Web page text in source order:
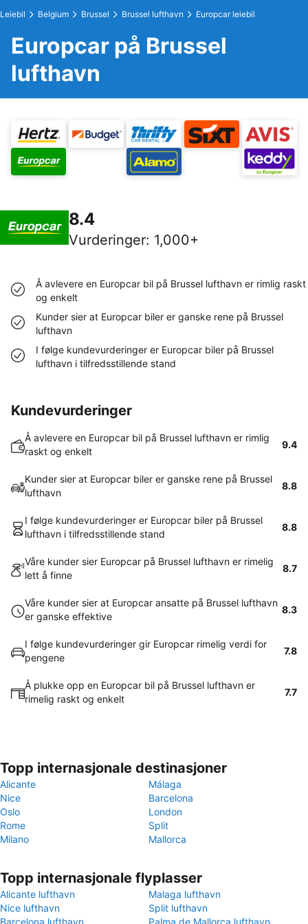
Leiebil Belgium Brussel Brussel lufthavn Europcar leiebil
Europcar på Brussel
lufthavn
8.4
Vurderinger: 1,000+
Å avlevere en Europcar bil på Brussel lufthavn er rimlig raskt
og enkelt
Kunder sier at Europcar biler er ganske rene på Brussel
lufthavn
I følge kundevurderinger er Europcar biler på Brussel
lufthavn i tilfredsstillende stand
Kundevurderinger
Å avlevere en Europcar bil på Brussel lufthavn er rimlig
raskt og enkelt
9.4
Kunder sier at Europcar biler er ganske rene på Brussel
lufthavn
8.8
I følge kundevurderinger er Europcar biler på Brussel
lufthavn i tilfredsstillende stand
8.8
Våre kunder sier Europcar på Brussel lufthavn er rimelig
lett å finne
8.7
Våre kunder sier at Europcar ansatte på Brussel lufthavn
er ganske effektive
8.3
I følge kundevurderinger gir Europcar rimelig verdi for
pengene
7.8
Å plukke opp en Europcar bil på Brussel lufthavn er
rimelig raskt og enkelt
7.7
Topp internasjonale destinasjoner
Alicante
Málaga
Nice
Barcelona
Oslo
London
Rome
Split
Milano
Mallorca
Topp internasjonale flyplasser
Alicante lufthavn
Malaga lufthavn
Nice lufthavn
Split lufthavn
Barcelona lufthavn
Palma de Mallorca lufthavn